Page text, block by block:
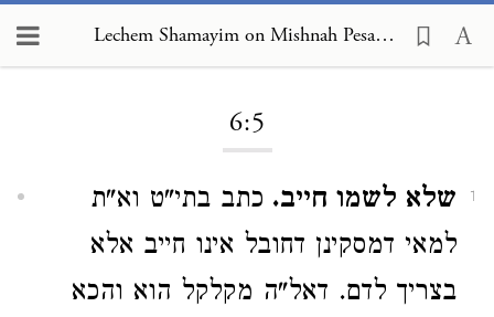
Lechem Shamayim on Mishnah Pesachim 6:5
6:5
1 שלא לשמו חייב. כתב בתי"ט וא"ת
למאי דמסקינן דחובל אינו חייב אלא
בצריך לדם. דאל"ה מקלקל הוא והכא